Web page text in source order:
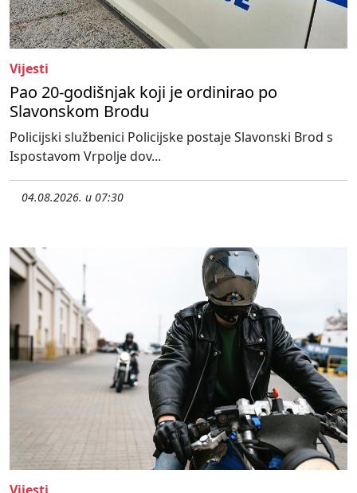
Vijesti
Pao 20-godišnjak koji je ordinirao po
Slavonskom Brodu
Policijski službenici Policijske postaje Slavonski Brod s
Ispostavom Vrpolje dov...
04.08.2026. u 07:30